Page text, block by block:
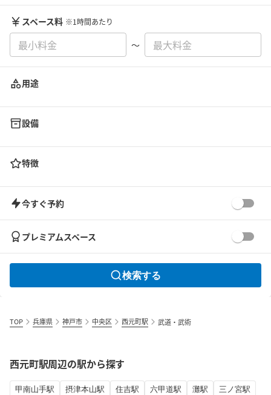
スペース料 ※1時間あたり
〜
用途
設備
特徴
今すぐ予約
プレミアムスペース
検索する
TOP 兵庫県 神戸市 中央区 西元町駅 武道・武術
西元町駅周辺の駅から探す
甲南山手駅 摂津本山駅 住吉駅 六甲道駅 灘駅
三ノ宮駅